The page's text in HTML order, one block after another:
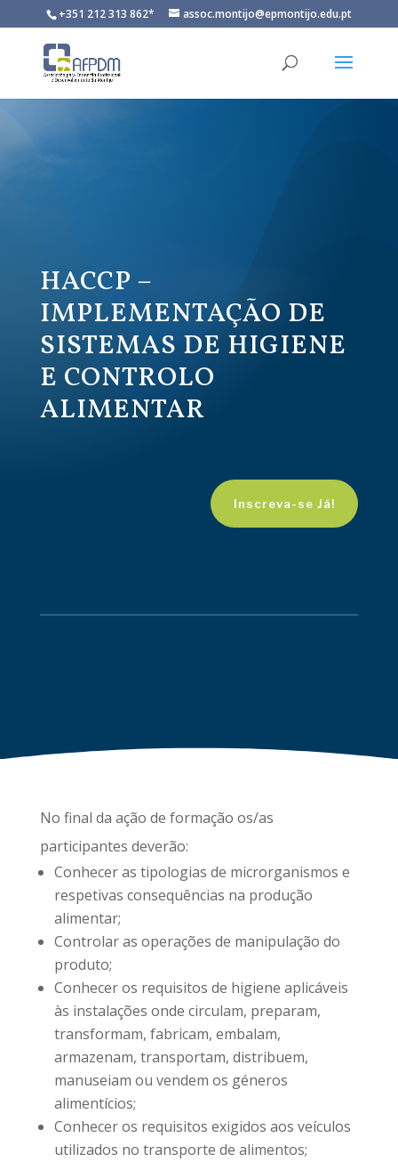
+351 212 313 862* assoc.montijo@epmontijo.edu.pt
HACCP –
IMPLEMENTAÇÃO DE
SISTEMAS DE HIGIENE
E CONTROLO
ALIMENTAR
Inscreva-se Já!
No final da ação de formação os/as
participantes deverão:
Conhecer as tipologias de microrganismos e
respetivas consequências na produção
alimentar;
Controlar as operações de manipulação do
produto;
Conhecer os requisitos de higiene aplicáveis
às instalações onde circulam, preparam,
transformam, fabricam, embalam,
armazenam, transportam, distribuem,
manuseiam ou vendem os géneros
alimentícios;
Conhecer os requisitos exigidos aos veículos
utilizados no transporte de alimentos;